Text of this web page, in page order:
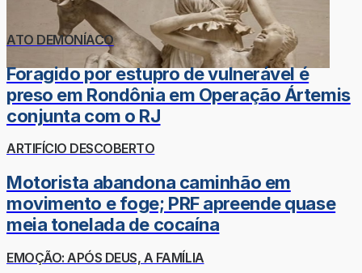
ATO DEMONÍACO
Foragido por estupro de vulnerável é
preso em Rondônia em Operação Ártemis
conjunta com o RJ
ARTIFÍCIO DESCOBERTO
Motorista abandona caminhão em
movimento e foge; PRF apreende quase
meia tonelada de cocaína
EMOÇÃO: APÓS DEUS, A FAMÍLIA